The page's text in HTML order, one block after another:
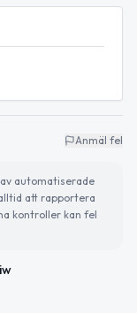
Anmäl fel
automatiserade
att rapportera
kontroller kan fel